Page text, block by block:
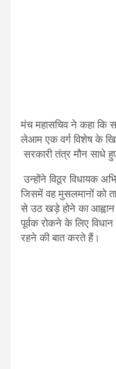
मंच महासचिव ने कहा
लेआम एक वर्ग विशेष के
सरकारी तंत्र मौन साधे
उन्होंने विठूर विधायक
जिसमें वह मुसलमानों को
से उठ खड़े होने का
पूर्वक रोकने के लिए
रहने की बात करते हैं।